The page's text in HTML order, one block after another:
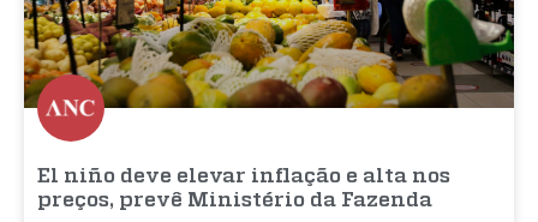
El niño deve elevar inflação e alta nos
preços, prevê Ministério da Fazenda